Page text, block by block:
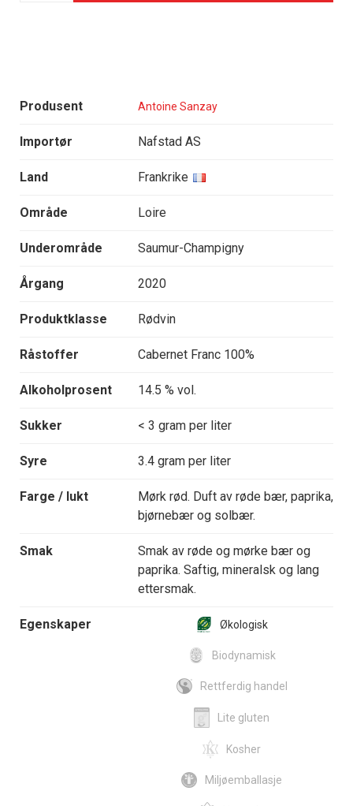
Produsent Antoine Sanzay
Importør Nafstad AS
Land Frankrike
Område Loire
Underområde Saumur-Champigny
Årgang 2020
Produktklasse Rødvin
Råstoffer Cabernet Franc 100%
Alkoholprosent 14.5 % vol.
Sukker < 3 gram per liter
Syre 3.4 gram per liter
Farge / lukt
Mørk rød. Duft av røde bær, paprika,
bjørnebær og solbær.
Smak
Smak av røde og mørke bær og
paprika. Saftig, mineralsk og lang
ettersmak.
Egenskaper Økologisk
Biodynamisk
Rettferdig handel
Lite gluten
Kosher
Miljøemballasje